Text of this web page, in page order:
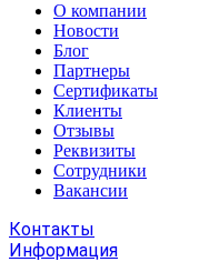
О компании
Новости
Блог
Партнеры
Сертификаты
Клиенты
Отзывы
Реквизиты
Сотрудники
Вакансии
Контакты
Информация